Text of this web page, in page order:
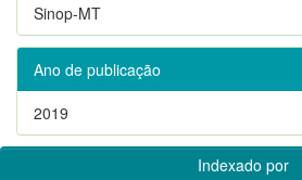
Sinop-MT
Ano de publicação
2019
Indexado por